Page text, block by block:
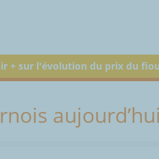
+ sur l'évolution du prix du
aujourd’hui